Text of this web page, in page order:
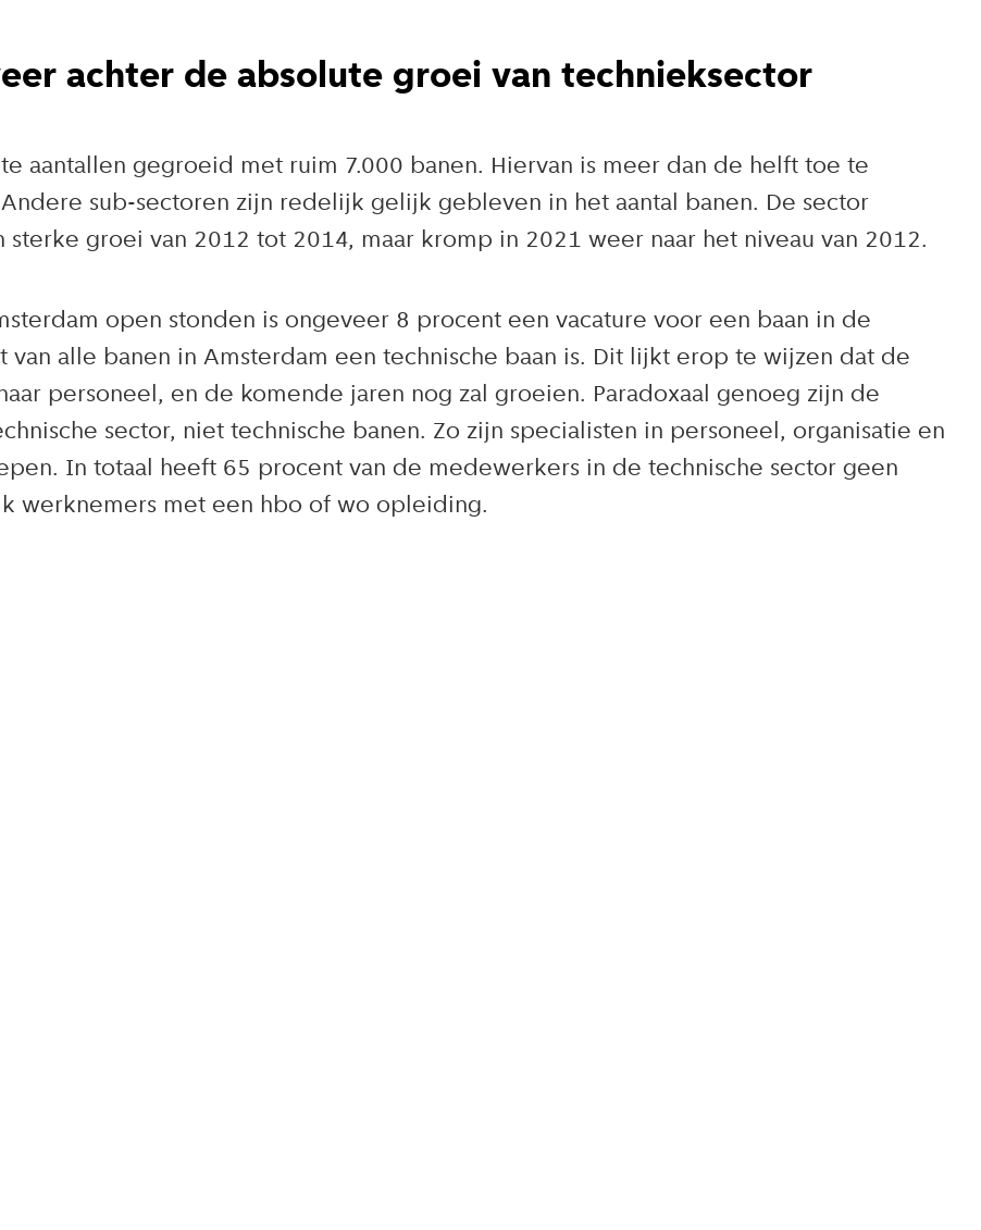
achter de absolute groei van technieksector
aantallen gegroeid met ruim 7.000 banen. Hiervan is meer dan de helft toe te
sub-sectoren zijn redelijk gelijk gebleven in het aantal banen. De sector
groei van 2012 tot 2014, maar kromp in 2021 weer naar het niveau van 2012.
open stonden is ongeveer 8 procent een vacature voor een baan in de
van alle banen in Amsterdam een technische baan is. Dit lijkt erop te wijzen dat de
personeel, en de komende jaren nog zal groeien. Paradoxaal genoeg zijn de
sector, niet technische banen. Zo zijn specialisten in personeel, organisatie en
In totaal heeft 65 procent van de medewerkers in de technische sector geen
werknemers met een hbo of wo opleiding.